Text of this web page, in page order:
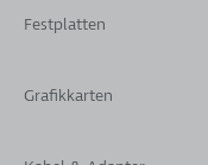
Festplatten
Grafikkarten